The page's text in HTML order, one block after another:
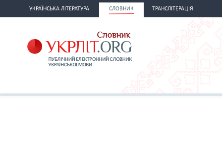
УКРАЇНСЬКА ЛІТЕРАТУРА СЛОВНИК ТРАНСЛІТЕРАЦІЯ